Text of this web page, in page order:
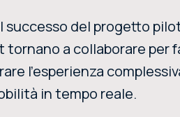
successo del progetto
tornano a collaborare per
l’esperienza
in tempo reale.